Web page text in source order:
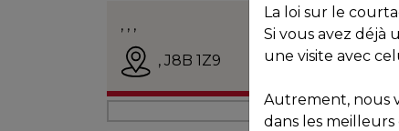
Vendu
, , ,
, J8B 1Z9
La loi sur le
Si vous avez
une visite avec
Autrement, nous
dans les meilleurs